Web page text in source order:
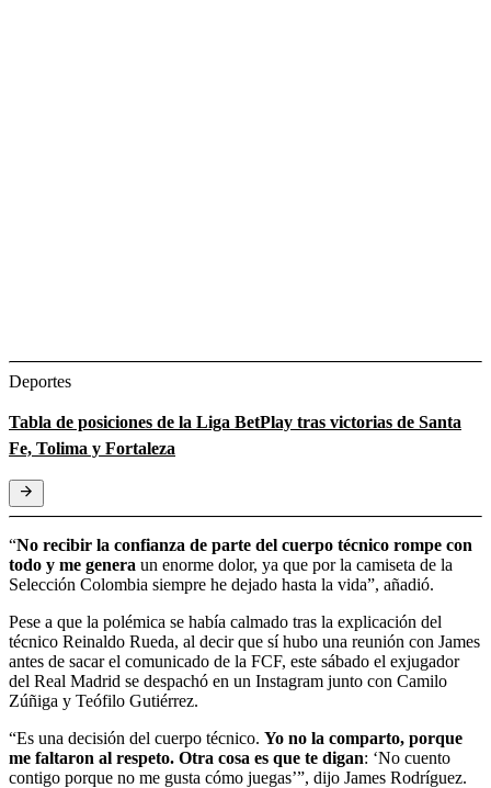
Deportes
Tabla de posiciones de la Liga BetPlay tras victorias de Santa
Fe, Tolima y Fortaleza
“No recibir la confianza de parte del cuerpo técnico rompe con
todo y me genera un enorme dolor, ya que por la camiseta de la
Selección Colombia siempre he dejado hasta la vida”, añadió.
Pese a que la polémica se había calmado tras la explicación del
técnico Reinaldo Rueda, al decir que sí hubo una reunión con James
antes de sacar el comunicado de la FCF, este sábado el exjugador
del Real Madrid se despachó en un Instagram junto con Camilo
Zúñiga y Teófilo Gutiérrez.
“Es una decisión del cuerpo técnico. Yo no la comparto, porque
me faltaron al respeto. Otra cosa es que te digan: ‘No cuento
contigo porque no me gusta cómo juegas’”, dijo James Rodríguez.